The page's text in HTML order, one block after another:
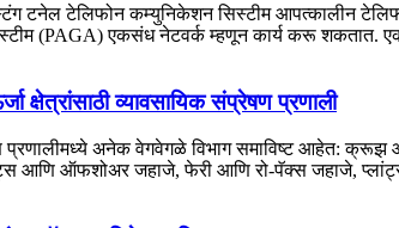
टनेल टेलिफोन कम्युनिकेशन सिस्टीम आपत्कालीन
(PAGA) एकसंध नेटवर्क म्हणून कार्य करू शकतात.
क्षेत्रांसाठी व्यावसायिक संप्रेषण प्रणाली
अनेक वेगवेगळे विभाग समाविष्ट आहेत: क्रूझ
आणि ऑफशोअर जहाजे, फेरी आणि रो-पॅक्स जहाजे,